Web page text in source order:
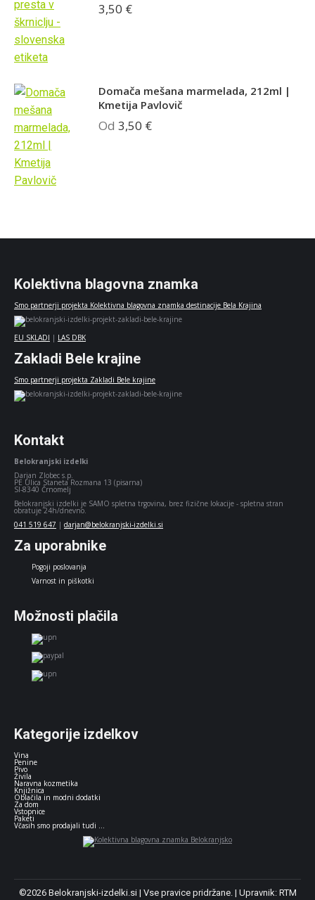
3,50 €
Domača mešana marmelada, 212ml |
Kmetija Pavlovič
Od 3,50 €
Kolektivna blagovna znamka
Smo partnerji projekta Kolektivna blagovna znamka destinacije Bela Krajina
EU SKLADI | LAS DBK
Zakladi Bele krajine
Smo partnerji projekta Zakladi Bele krajine
Kontakt
Belokranjski izdelki
Darjan Zlobec s.p.
PE Ulica Staneta Rozmana 13 (pisarna)
SI-8340 Črnomelj
Belokranjski izdelki je SAMO spletna trgovina, brez fizične lokacije - spletna stran
obratuje 24h/dnevno.
041 519 647 | darjan@belokranjski-izdelki.si
Za uporabnike
Pogoji poslovanja
Varnost in piškotki
Možnosti plačila
Kategorije izdelkov
Vina
Penine
Pivo
Živila
Naravna kozmetika
Knjižnica
Oblačila in modni dodatki
Za dom
Vstopnice
Paketi
Včasih smo prodajali tudi ...
©2026 Belokranjski-izdelki.si | Vse pravice pridržane. | Upravnik: RTM